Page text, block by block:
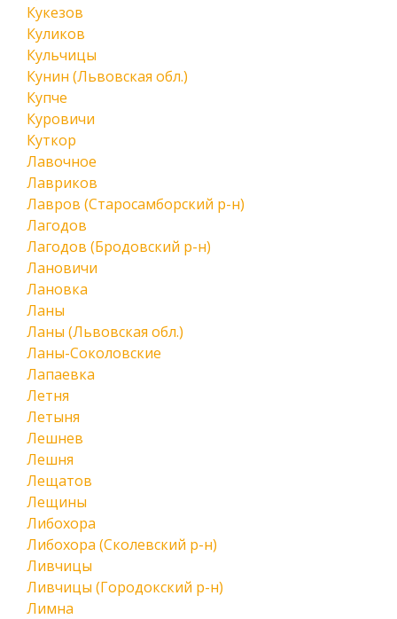
Кукезов
Куликов
Кульчицы
Кунин (Львовская обл.)
Купче
Куровичи
Куткор
Лавочное
Лавриков
Лавров (Старосамборский р-н)
Лагодов
Лагодов (Бродовский р-н)
Лановичи
Лановка
Ланы
Ланы (Львовская обл.)
Ланы-Соколовские
Лапаевка
Летня
Летыня
Лешнев
Лешня
Лещатов
Лещины
Либохора
Либохора (Сколевский р-н)
Ливчицы
Ливчицы (Городокский р-н)
Лимна